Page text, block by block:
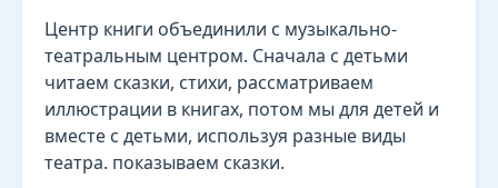
Центр книги объединили с музыкально-
театральным центром. Сначала с детьми
читаем сказки, стихи, рассматриваем
иллюстрации в книгах, потом мы для детей и
вместе с детьми, используя разные виды
театра. показываем сказки.